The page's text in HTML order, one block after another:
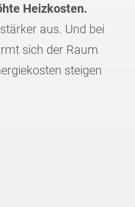
Heizkosten.
aus. Und bei
sich der Raum
steigen